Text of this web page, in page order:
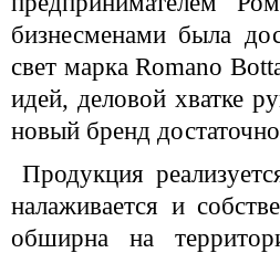
бизнесменами была
свет марка Romano
идей, деловой хватке
новый бренд
Продукция
налаживается и
обширна на